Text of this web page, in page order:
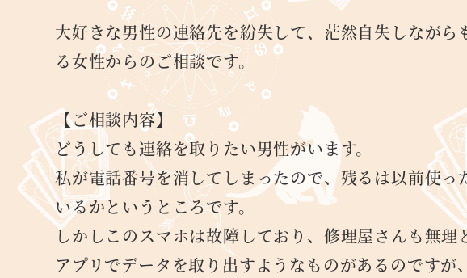
者
大好きな男性の連絡先を紛失して、茫然自失しなが
る女性からのご相談です。
【ご相談内容】
どうしても連絡を取りたい男性がいます。
私が電話番号を消してしまったので、残るは以前使っ
いるかというところです。
しかしこのスマホは故障しており、修理屋さんも無理
アプリでデータを取り出すようなものがあるのですが